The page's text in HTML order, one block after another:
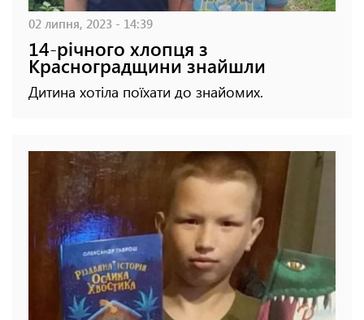
02 липня, 2023 - 14:39
14-річного хлопця з
Красноградщини знайшли
Дитина хотіла поїхати до знайомих.